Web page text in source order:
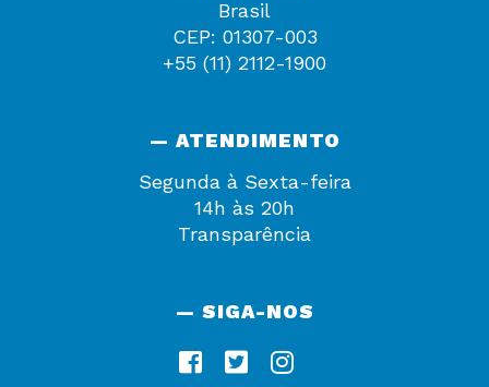
Brasil
CEP: 01307-003
+55 (11) 2112-1900
— ATENDIMENTO
Segunda à Sexta-feira
14h às 20h
Transparência
— SIGA-NOS